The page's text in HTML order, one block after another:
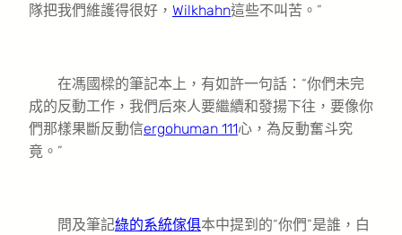
隊把我們維護得很好， Wilkhahn這些不叫苦。”
在馮國樑的筆記本上，有如許一句話：“你們未完
成的反動工作，我們后來人要繼續和發揚下往，要像你
們那樣果斷反動信ergohuman 111心，為反動奮斗究
竟。”
問及筆記綠的系統傢俱本中提到的“你們”是誰，白